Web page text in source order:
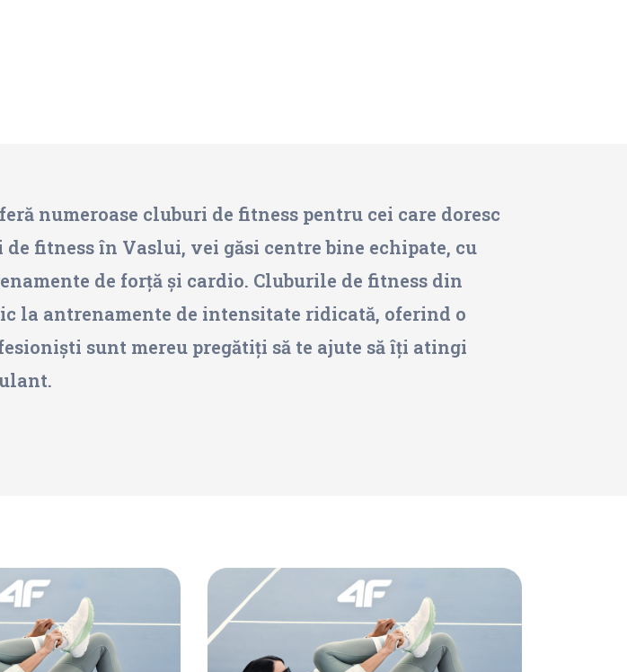
numeroase cluburi de fitness pentru cei care doresc
fitness în Vaslui, vei găsi centre bine echipate, cu
de forță și cardio. Cluburile de fitness din
la antrenamente de intensitate ridicată, oferind o
sunt mereu pregătiți să te ajute să îți atingi